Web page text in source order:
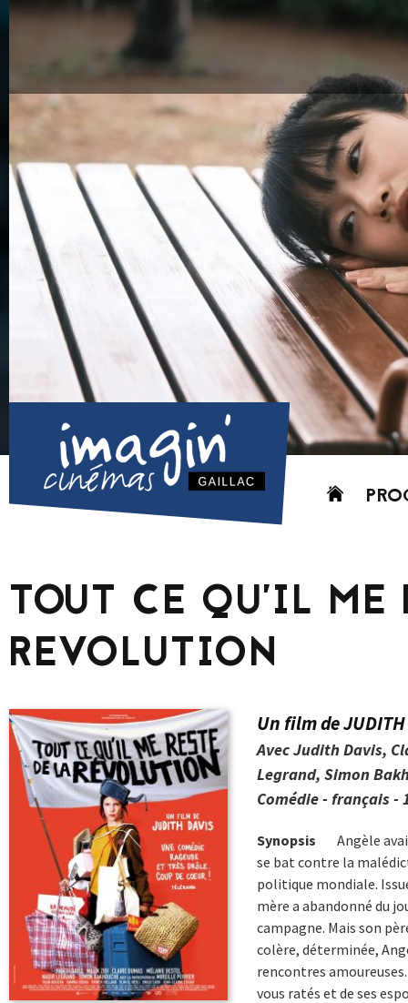
Aller
TOUT CE QU’IL ME
REVOLUTION
Un film de JUDITH
Avec Judith Davis,
Legrand, Simon
Comédie - français -
Synopsis
Angèle
se bat contre la
politique mondiale.
mère a abandonné du
campagne. Mais son
colère, déterminée,
rencontres
vous ratés et de ses